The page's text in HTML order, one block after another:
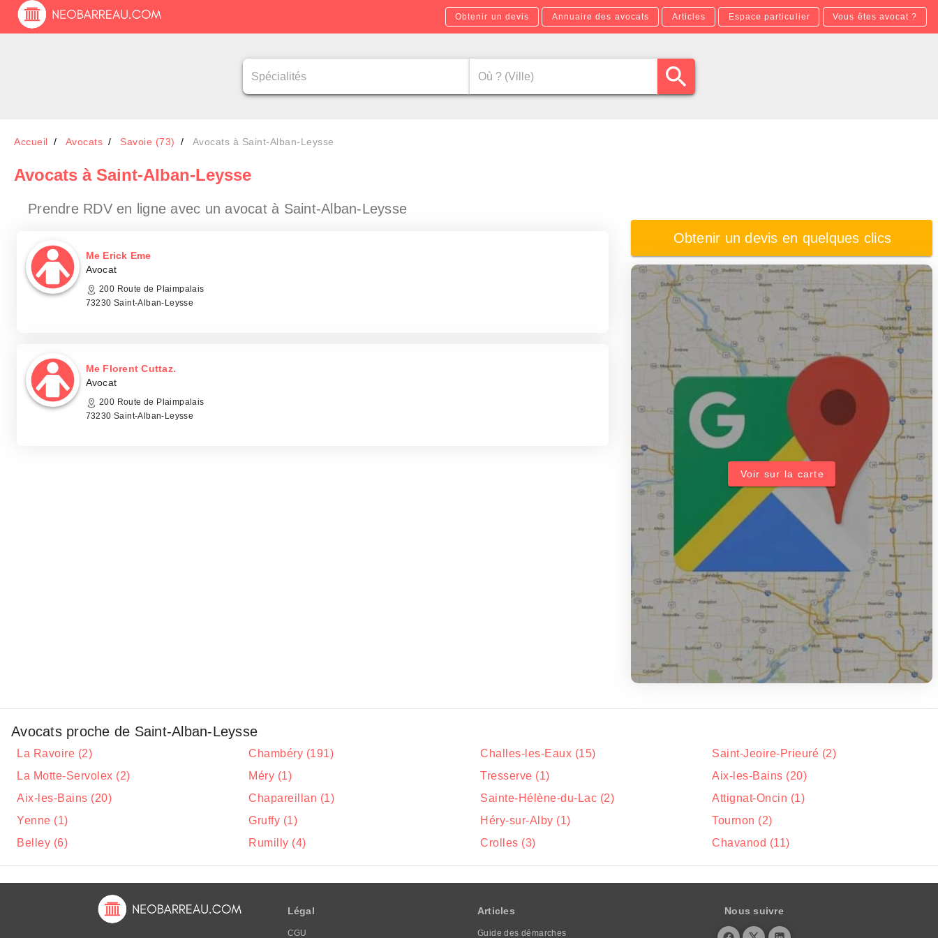
Obtenir un devis Annuaire des avocats Articles Espace particulier Vous êtes avocat ?
Accueil Avocats Savoie (73) Avocats à Saint-Alban-Leysse
Avocats à Saint-Alban-Leysse
Prendre RDV en ligne avec un avocat à Saint-Alban-Leysse
Me Erick Eme
Avocat
200 Route de Plaimpalais
73230 Saint-Alban-Leysse
Me Florent Cuttaz.
Avocat
200 Route de Plaimpalais
73230 Saint-Alban-Leysse
Obtenir un devis en quelques clics
Voir sur la carte
Avocats proche de Saint-Alban-Leysse
La Ravoire (2) Chambéry (191) Challes-les-Eaux (15)
Saint-Jeoire-Prieuré (2)
La Motte-Servolex (2)
Méry (1) Tresserve (1)
Aix-les-Bains (20)
Aix-les-Bains (20)
Chapareillan (1) Sainte-Hélène-du-Lac (2)
Attignat-Oncin (1)
Yenne (1)
Gruffy (1) Héry-sur-Alby (1)
Tournon (2)
Belley (6)
Rumilly (4) Crolles (3) Chavanod (11)
Légal
CGU
Articles
Guide des démarches
Nous suivre